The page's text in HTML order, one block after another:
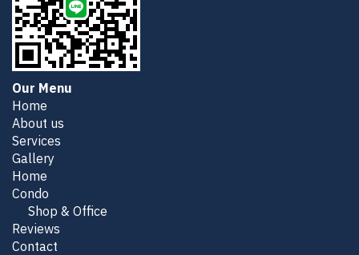
Our Menu
Home
About us
Services
Gallery
Home
Condo
Shop & Office
Reviews
Contact